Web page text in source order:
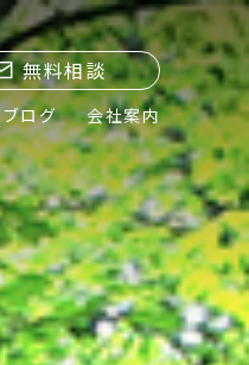
無料相談
ブログ 会社案内